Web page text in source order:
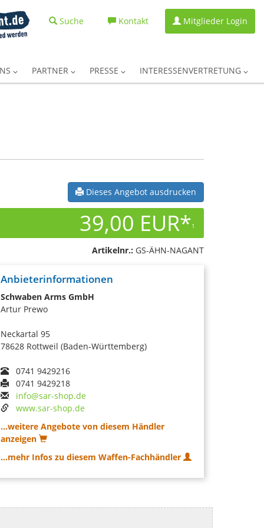
Suche Kontakt Mitglieder Login
PARTNER PRESSE INTERESSENVERTRETUNG
Dieses Angebot ausdrucken
39,00 EUR*1
Artikelnr.: GS-ÄHN-NAGANT
Anbieterinformationen
Schwaben Arms GmbH
Artur Prewo
Neckartal 95
78628 Rottweil (Baden-Württemberg)
0741 9429216
0741 9429218
info@sar-shop.de
www.sar-shop.de
...weitere Angebote von diesem Händler
anzeigen
...mehr Infos zu diesem Waffen-Fachhändler